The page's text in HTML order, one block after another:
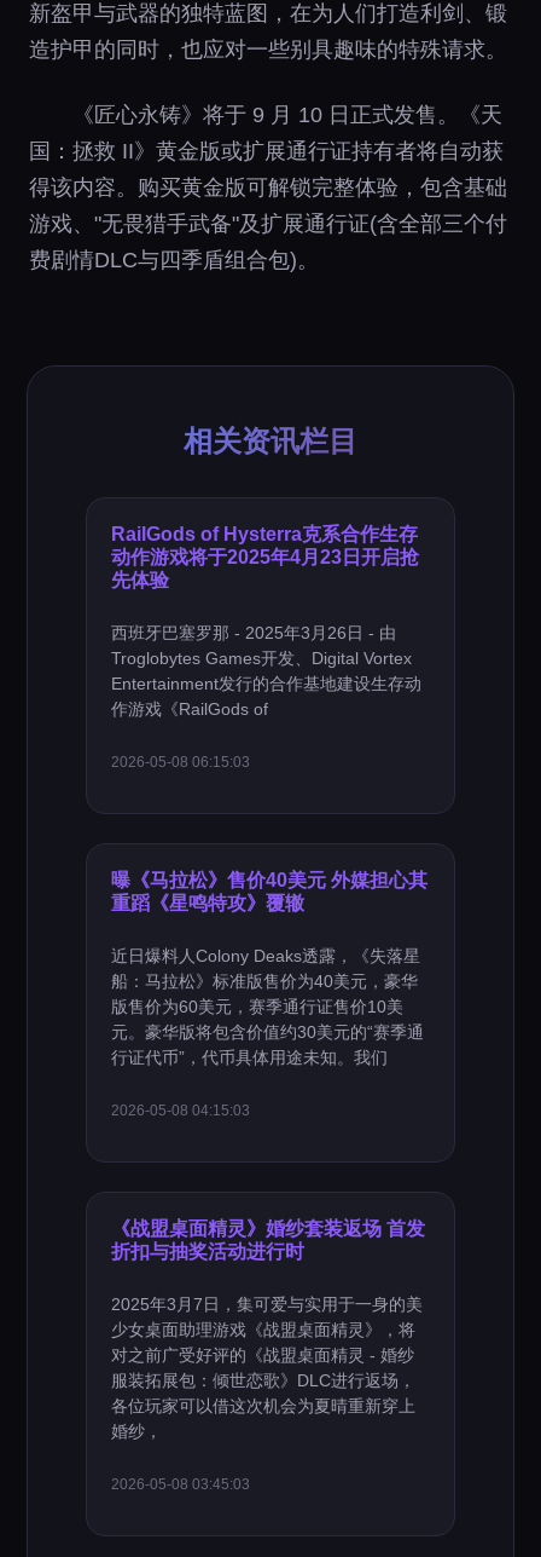
新盔甲与武器的独特蓝图，在为人们打造利剑、锻
造护甲的同时，也应对一些别具趣味的特殊请求。
《匠心永铸》将于 9 月 10 日正式发售。《天
国：拯救 II》黄金版或扩展通行证持有者将自动获
得该内容。购买黄金版可解锁完整体验，包含基础
游戏、"无畏猎手武备"及扩展通行证(含全部三个付
费剧情DLC与四季盾组合包)。
相关资讯栏目
RailGods of Hysterra克系合作生存
动作游戏将于2025年4月23日开启抢
先体验
西班牙巴塞罗那 - 2025年3月26日 - 由
Troglobytes Games开发、Digital Vortex
Entertainment发行的合作基地建设生存动
作游戏《RailGods of
2026-05-08 06:15:03
曝《马拉松》售价40美元 外媒担心其
重蹈《星鸣特攻》覆辙
近日爆料人Colony Deaks透露，《失落星
船：马拉松》标准版售价为40美元，豪华
版售价为60美元，赛季通行证售价10美
元。豪华版将包含价值约30美元的“赛季通
行证代币”，代币具体用途未知。我们
2026-05-08 04:15:03
《战盟桌面精灵》婚纱套装返场 首发
折扣与抽奖活动进行时
2025年3月7日，集可爱与实用于一身的美
少女桌面助理游戏《战盟桌面精灵》，将
对之前广受好评的《战盟桌面精灵 - 婚纱
服装拓展包：倾世恋歌》DLC进行返场，
各位玩家可以借这次机会为夏晴重新穿上
婚纱，
2026-05-08 03:45:03